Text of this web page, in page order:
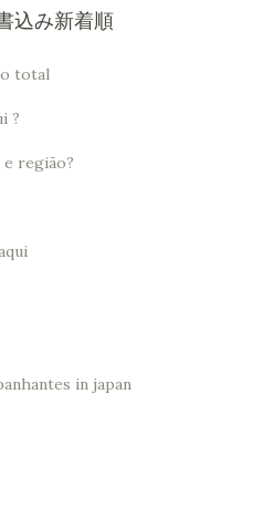
込み新着順
total
?
e região?
in japan